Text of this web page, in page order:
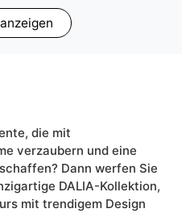
Matt
5905723940853
7 Werktage
und der
von +/- 2–3 cm
die mit
verzaubern und eine
Dann werfen Sie
DALIA-Kollektion,
mit trendigem Design